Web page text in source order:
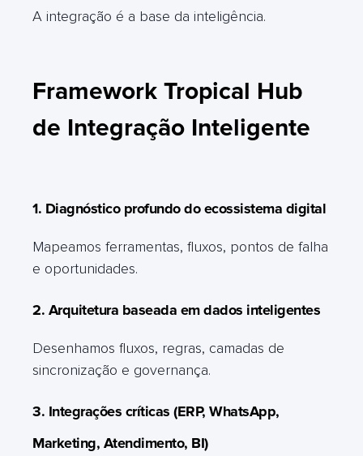
A integração é a base da inteligência.
Framework Tropical Hub
de Integração Inteligente
1. Diagnóstico profundo do ecossistema digital
Mapeamos ferramentas, fluxos, pontos de falha
e oportunidades.
2. Arquitetura baseada em dados inteligentes
Desenhamos fluxos, regras, camadas de
sincronização e governança.
3. Integrações críticas (ERP, WhatsApp,
Marketing, Atendimento, BI)